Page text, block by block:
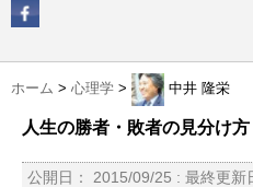
ホーム > 心理学 > 中井 隆栄
人生の勝者・敗者の見分け方
公開日： 2015/09/25 : 最終更新